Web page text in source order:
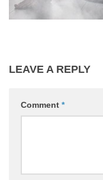
LEAVE A REPLY
Comment *